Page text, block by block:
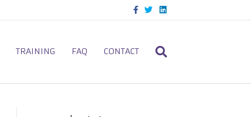
c
o
o
T
i
e
L
n
d
TRAINING FAQ CONTACT